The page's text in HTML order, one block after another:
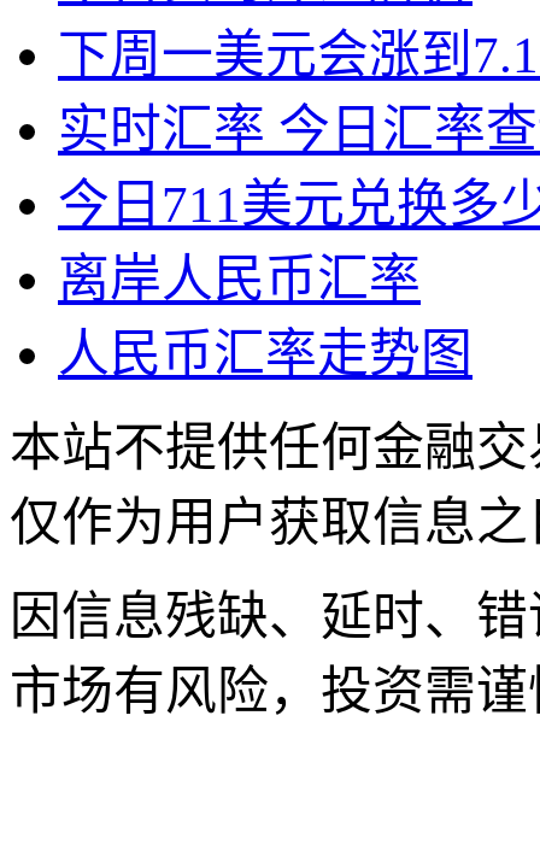
下周一美元会涨到
实时汇率 今日汇率
今日711美元兑换多
离岸人民币汇率
人民币汇率走势图
本站不提供任何金融
仅作为用户获取信息
因信息残缺、延时、
市场有风险，投资需